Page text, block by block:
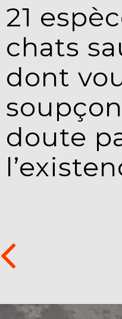
21
chats
dont
doute